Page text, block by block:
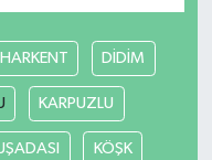
DİDİM
KARPUZLU
KÖŞK